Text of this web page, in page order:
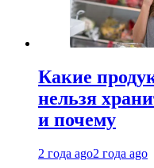
Какие
нельзя
и почему
2 года ago2 года ago